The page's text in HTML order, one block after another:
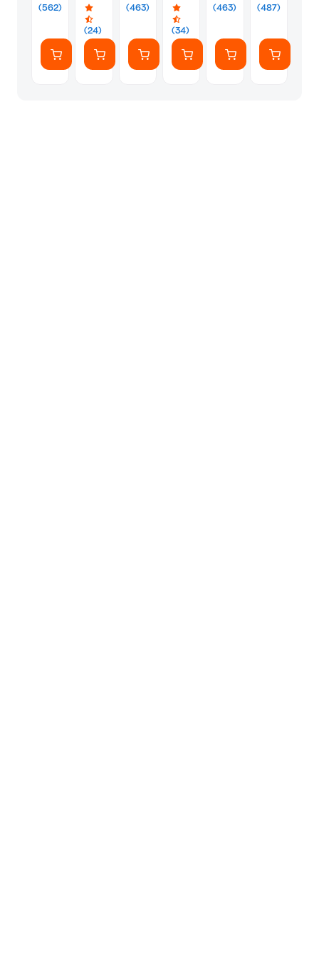
Ασύρματη
Σύνδεση
300Mbps
(562)
Σύνδεση
1201
Mbps
WiFi
6
(24)
Ασύρματη
Σύνδεση
1300Mbps
(463)
Αντάπτορας
Δικτύου
Ασύρματη
Σύνδεση
600Mbps
(34)
Δικτύου
Ασύρματη
1300Mbps
(463)
Ασύρματη
Σύνδεση
(487)